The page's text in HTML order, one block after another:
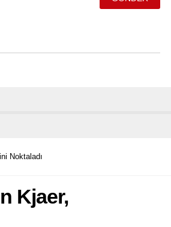
Noktaladı
Kjaer,